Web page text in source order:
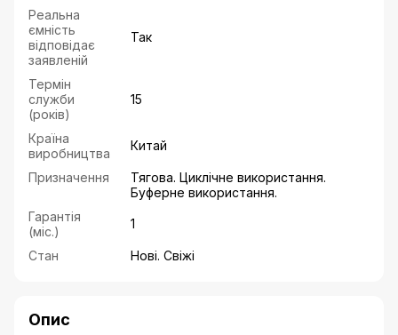
Реальна
ємність
відповідає
заявленій
Так
Термін
служби
(років)
15
Країна
виробництва
Китай
Призначення
Тягова. Циклічне використання.
Буферне використання.
Гарантія
(міс.)
1
Стан Нові. Свіжі
Опис